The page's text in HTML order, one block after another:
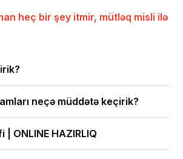
heç bir şey itmir, mütləq misli ilə
neçə müddətə keçirik?
| ONLINE HAZIRLIQ